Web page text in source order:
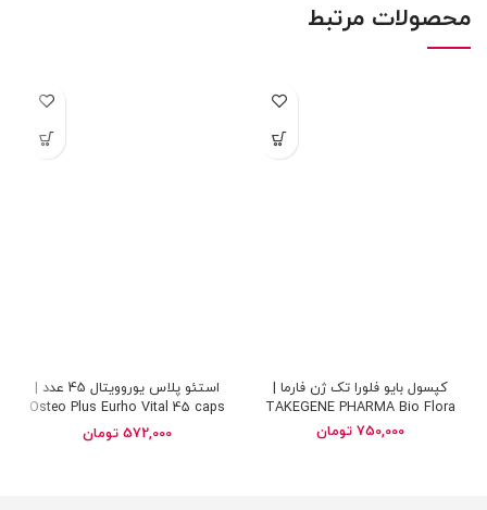
محصولات مرتبط
کپسول بایو فلورا تک ژن فارما |
TAKEGENE PHARMA Bio Flora
750,000 تومان
استئو پلاس یوروویتال 45 عدد |
Osteo Plus Eurho Vital 45 caps
572,000 تومان